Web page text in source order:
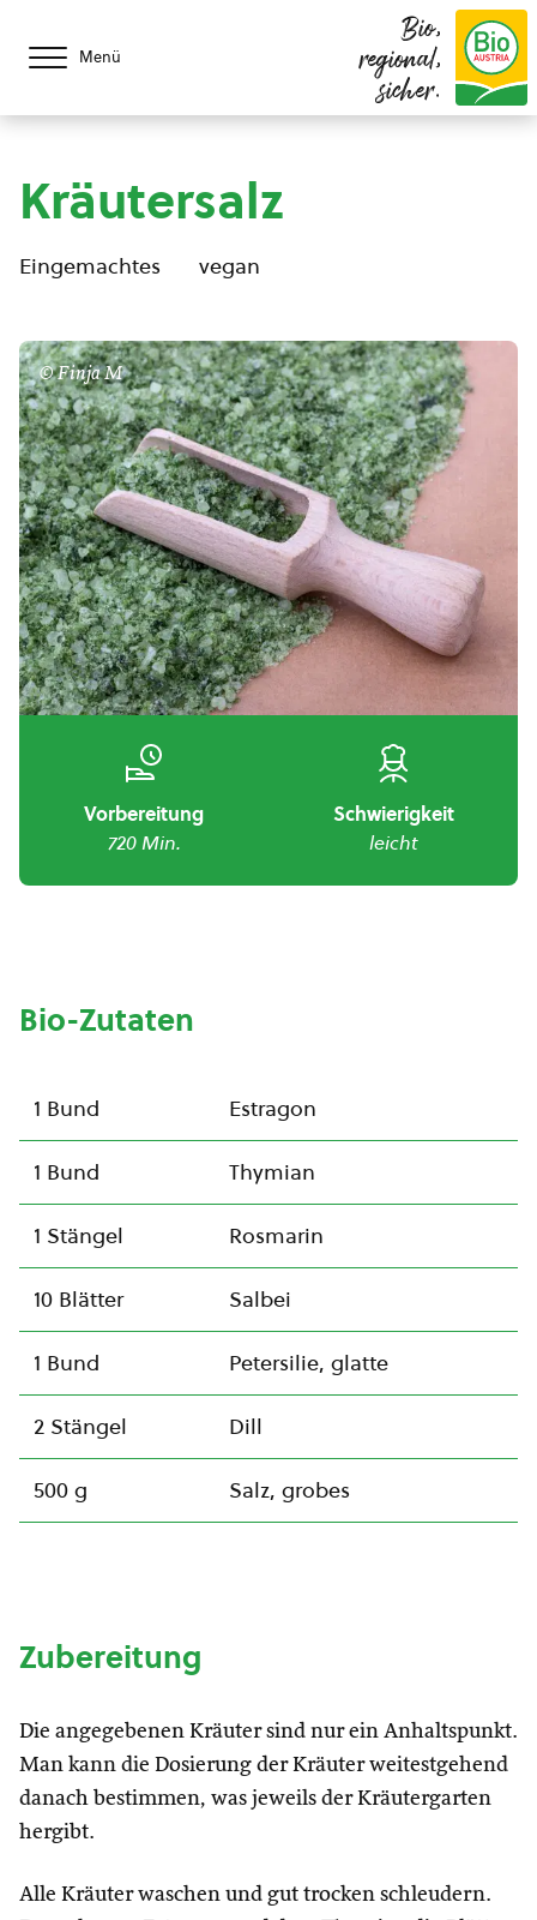
Menü
Bio,
regional,
sicher.
Kräutersalz
Eingemachtes vegan
© Finja M
Vorbereitung
720 Min.
Schwierigkeit
leicht
Bio-Zutaten
1 Bund Estragon
1 Bund Thymian
1 Stängel Rosmarin
10 Blätter Salbei
1 Bund Petersilie, glatte
2 Stängel Dill
500 g Salz, grobes
Zubereitung
Die angegebenen Kräuter sind nur ein Anhaltspunkt.
Man kann die Dosierung der Kräuter weitestgehend
danach bestimmen, was jeweils der Kräutergarten
hergibt.
Alle Kräuter waschen und gut trocken schleudern.